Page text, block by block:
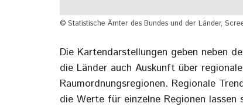
© Statistische Ämter des Bundes und der Länder,
Die Kartendarstellungen geben neben
die Länder auch Auskunft über
Raumordnungsregionen. Regionale
die Werte für einzelne Regionen lassen